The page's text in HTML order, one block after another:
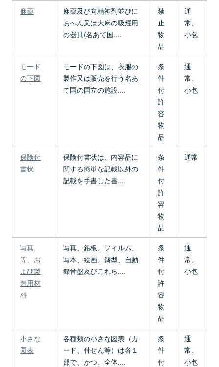
麻薬
麻薬及び向精神剤並びに
あへん又は大麻の吸煙用
の器具(名あて国....
禁
止
物
品
通
常、
小包
モード
の下図
モードの下図は、衣服の
製作又は販売を行う名あ
て国の国立の施設....
条
件
付
許
容
物
品
通
常、
小包
保険付
書状
保険付書状は、内容品に
関する簡単な記載以外の
記載を手書した書....
条
件
付
許
容
物
品
通常
写真
等、お
よび製
造用材
料
写真、鉛板、フィルム、
写本、絵画、鋳型、自動
録音盤及びこれら....
条
件
付
許
容
物
品
通
常、
小包
小さな
図表
各種類の小さな図表（カ
ード、付せん等）は各１
部で、かつ、全体....
条
件
付
通
常、
小包